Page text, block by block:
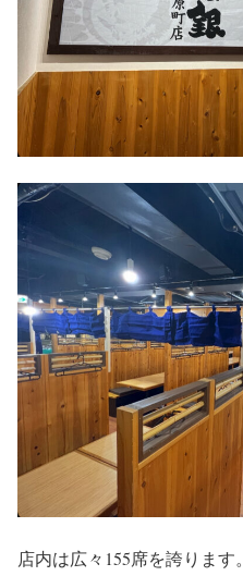
店内は広々155席を誇ります。